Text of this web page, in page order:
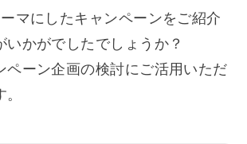
マにしたキャンペーンをご紹介
いかがでしたでしょうか？
ペーン企画の検討にご活用いただ